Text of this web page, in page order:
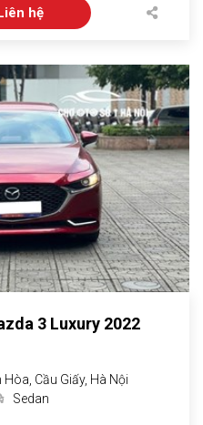
hệ
3 Luxury 2022
Cầu Giấy, Hà Nội
Sedan